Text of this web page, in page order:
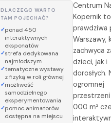
DLACZEGO WARTO
TAM POJECHAĆ?
ponad 450
interaktywnych
eksponatów
strefa dedykowana
najmłodszym
tematyczne wystawy
z fizyką w roli głównej
możliwość
samodzielnego
eksperymentowania
pomoc animatorów
dostępna na miejscu
Centrum
Kopernik to
prawdziwa
Warszawy,
zachwyca
dzieci, jak i
dorosłych.
ogromnej
przestrzeni
000 m²